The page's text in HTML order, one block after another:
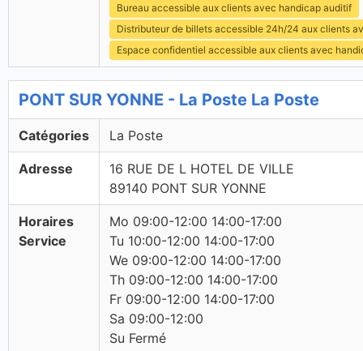
Bureau accessible aux clients avec handicap auditif
Distributeur de billets accessible 24h/24 aux clients
Espace confidentiel accessible aux clients avec
PONT SUR YONNE - La Poste La Poste
Catégories La Poste
Adresse
16 RUE DE L HOTEL DE VILLE
89140 PONT SUR YONNE
Horaires
Service
Mo 09:00-12:00 14:00-17:00
Tu 10:00-12:00 14:00-17:00
We 09:00-12:00 14:00-17:00
Th 09:00-12:00 14:00-17:00
Fr 09:00-12:00 14:00-17:00
Sa 09:00-12:00
Su Fermé